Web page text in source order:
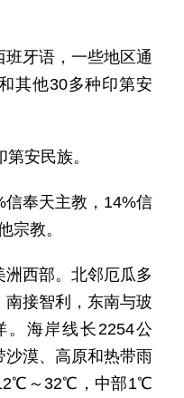
班牙语，一些地区通
其他30多种印第安
第安民族。
信奉天主教，14%信
宗教。
洲西部。北邻厄瓜多
接智利，东南与玻
海岸线长2254公
沙漠、高原和热带雨
～32℃，中部1℃